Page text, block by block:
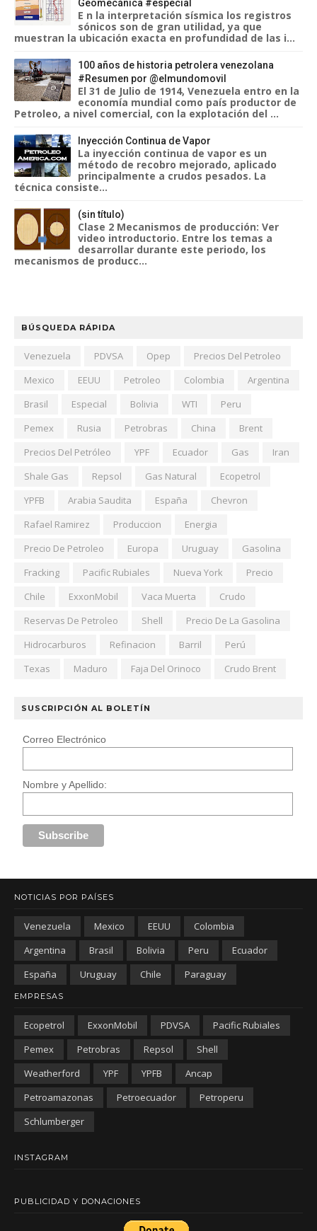
Geomecánica #especial
E n la interpretación sísmica los registros
sónicos son de gran utilidad, ya que
muestran la ubicación exacta en profundidad de las i...
100 años de historia petrolera venezolana
#Resumen por @elmundomovil
El 31 de Julio de 1914, Venezuela entro en la
economía mundial como país productor de
Petroleo, a nivel comercial, con la explotación del ...
Inyección Continua de Vapor
La inyección continua de vapor es un
método de recobro mejorado, aplicado
principalmente a crudos pesados. La
técnica consiste...
(sin título)
Clase 2 Mecanismos de producción: Ver
video introductorio. Entre los temas a
desarrollar durante este periodo, los
mecanismos de producc...
BÚSQUEDA RÁPIDA
Venezuela PDVSA Opep
Precios Del Petroleo
Mexico
EEUU Petroleo Colombia
Argentina
Brasil
Especial Bolivia WTI
Peru
Pemex
Rusia Petrobras China
Brent
Precios Del Petróleo
YPF Ecuador Gas
Iran
Shale Gas
Repsol Gas Natural
Ecopetrol
YPFB
Arabia Saudita España
Chevron
Rafael Ramirez
Produccion
Energia
Precio De Petroleo
Europa Uruguay
Gasolina
Fracking
Pacific Rubiales Nueva York
Precio
Chile
ExxonMobil Vaca Muerta
Crudo
Reservas De Petroleo
Shell
Precio De La Gasolina
Hidrocarburos
Refinacion Barril
Perú
Texas
Maduro Faja Del Orinoco Crudo Brent
SUSCRIPCIÓN AL BOLETÍN
Correo Electrónico
Nombre y Apellido:
NOTICIAS POR PAÍSES
Venezuela Mexico EEUU
Colombia
Argentina
Brasil Bolivia Peru
Ecuador
España
Uruguay Chile Paraguay
EMPRESAS
Ecopetrol ExxonMobil PDVSA
Pacific Rubiales
Pemex
Petrobras Repsol
Shell
Weatherford
YPF YPFB
Ancap
Petroamazonas
Petroecuador
Petroperu
Schlumberger
INSTAGRAM
PUBLICIDAD Y DONACIONES